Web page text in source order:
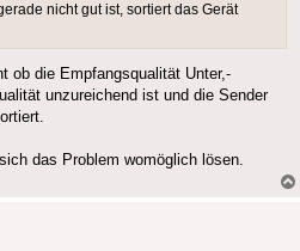
nicht gut ist, sortiert das Gerät
ob die Empfangsqualität Unter,-
unzureichend ist und die Sender
das Problem womöglich lösen.